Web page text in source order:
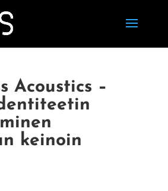
Acoustics –
keinoin